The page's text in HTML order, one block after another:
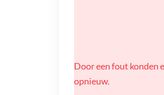
Door een fout konden
opnieuw.